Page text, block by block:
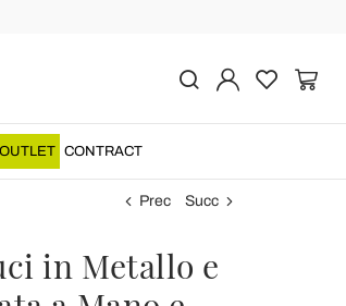
OUTLET CONTRACT
Prec Succ
in Metallo e